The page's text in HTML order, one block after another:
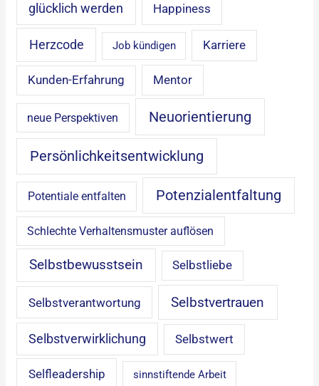
glücklich werden Happiness
Herzcode Job kündigen Karriere
Kunden-Erfahrung Mentor
neue Perspektiven Neuorientierung
Persönlichkeitsentwicklung
Potentiale entfalten Potenzialentfaltung
Schlechte Verhaltensmuster auflösen
Selbstbewusstsein Selbstliebe
Selbstverantwortung Selbstvertrauen
Selbstverwirklichung Selbstwert
Selfleadership sinnstiftende Arbeit